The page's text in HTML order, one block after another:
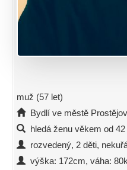
muž (57 let)
Bydlí ve městě
hledá ženu věkem od
rozvedený, 2 děti,
výška: 172cm, váha: